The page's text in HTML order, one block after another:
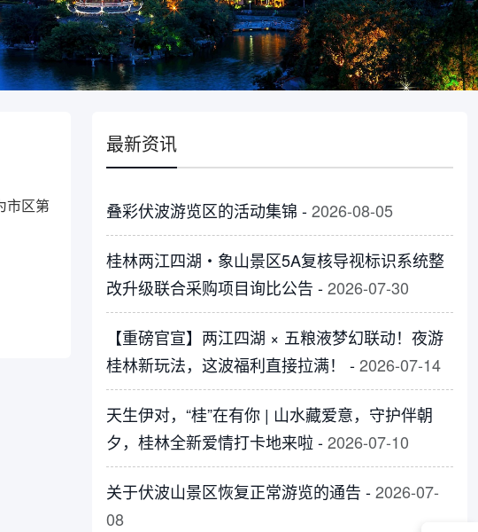
市区第
最新资讯
叠彩伏波游览区的活动集锦 -2026-08-05
桂林两江四湖・象山景区5A复核导视标识系统整
改升级联合采购项目询比公告 -2026-07-30
【重磅官宣】两江四湖 × 五粮液梦幻联动！夜游
桂林新玩法，这波福利直接拉满！ -2026-07-14
天生伊对，“桂”在有你 | 山水藏爱意，守护伴朝
夕，桂林全新爱情打卡地来啦 -2026-07-10
关于伏波山景区恢复正常游览的通告 -2026-07-
08